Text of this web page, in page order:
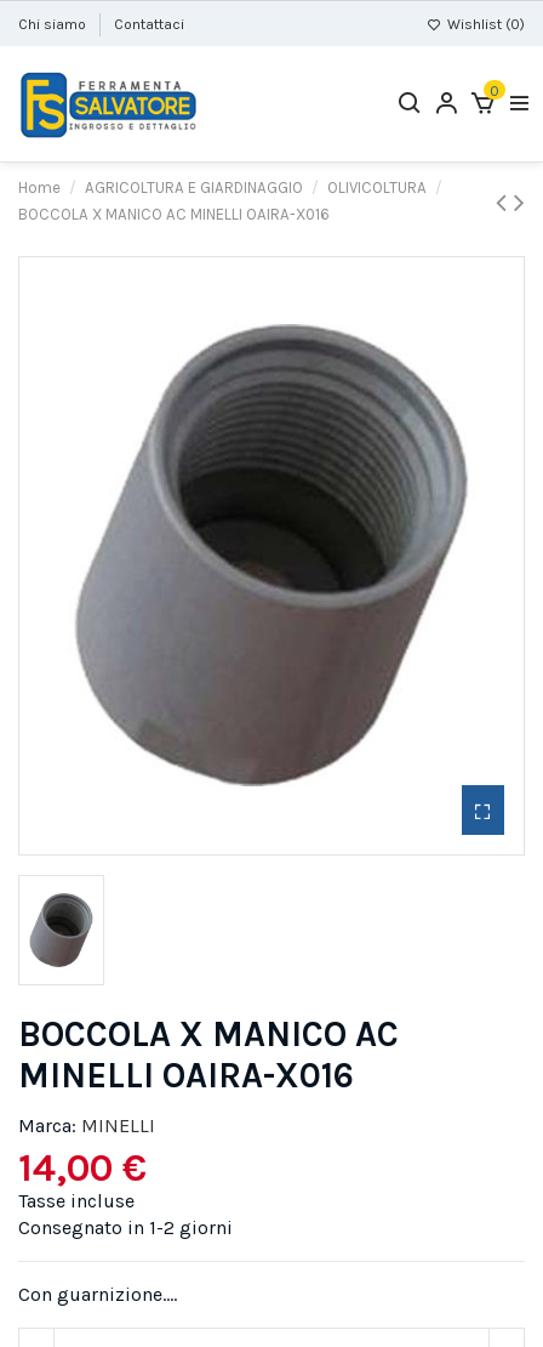
Chi siamo Contattaci Wishlist (0)
0
Home AGRICOLTURA E GIARDINAGGIO
OLIVICOLTURA
BOCCOLA X MANICO AC MINELLI OAIRA-X016
BOCCOLA X MANICO AC
MINELLI OAIRA-X016
Marca: MINELLI
14,00 €
Tasse incluse
Consegnato in 1-2 giorni
Con guarnizione....